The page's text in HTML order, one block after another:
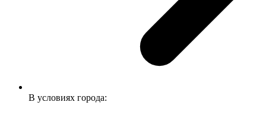
В условиях города: